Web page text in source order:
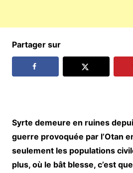
Partager sur
Syrte demeure en ruines
guerre provoquée par l’Otan
seulement les populations
plus, où le bât blesse, c’est